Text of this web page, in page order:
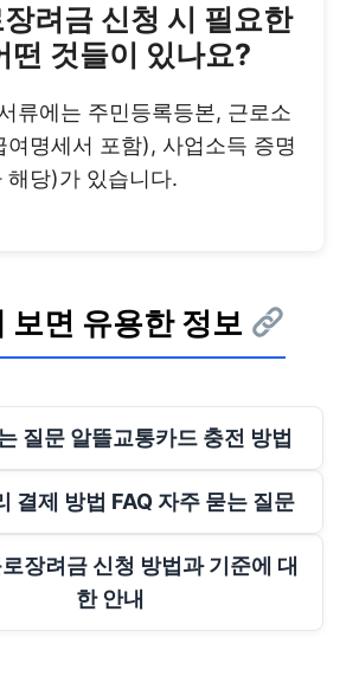
려금 신청 시 필요한
떤 것들이 있나요?
류에는 주민등록등본, 근로소
여명세서 포함), 사업소득 증명
해당)가 있습니다.
보면 유용한 정보
질문 알뜰교통카드 충전 방법
결제 방법 FAQ 자주 묻는 질문
장려금 신청 방법과 기준에 대
한 안내